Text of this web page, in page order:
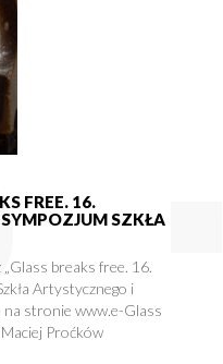
FREE. 16.
SZKŁA
breaks free. 16.
Artystycznego i
na stronie www.e-Glass
Proćków